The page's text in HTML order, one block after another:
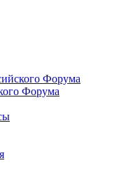
Форума
Форума